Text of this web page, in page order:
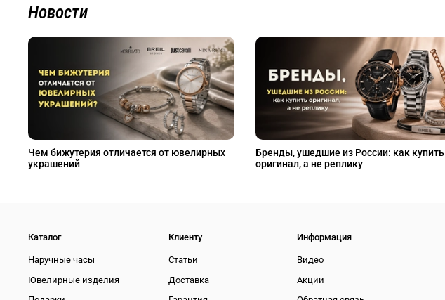
Новости
Чем бижутерия отличается от ювелирных
украшений
Бренды, ушедшие из России: как купить
оригинал, а не реплику
Каталог
Наручные часы
Ювелирные изделия
Клиенту
Статьи
Доставка
Информация
Видео
Акции